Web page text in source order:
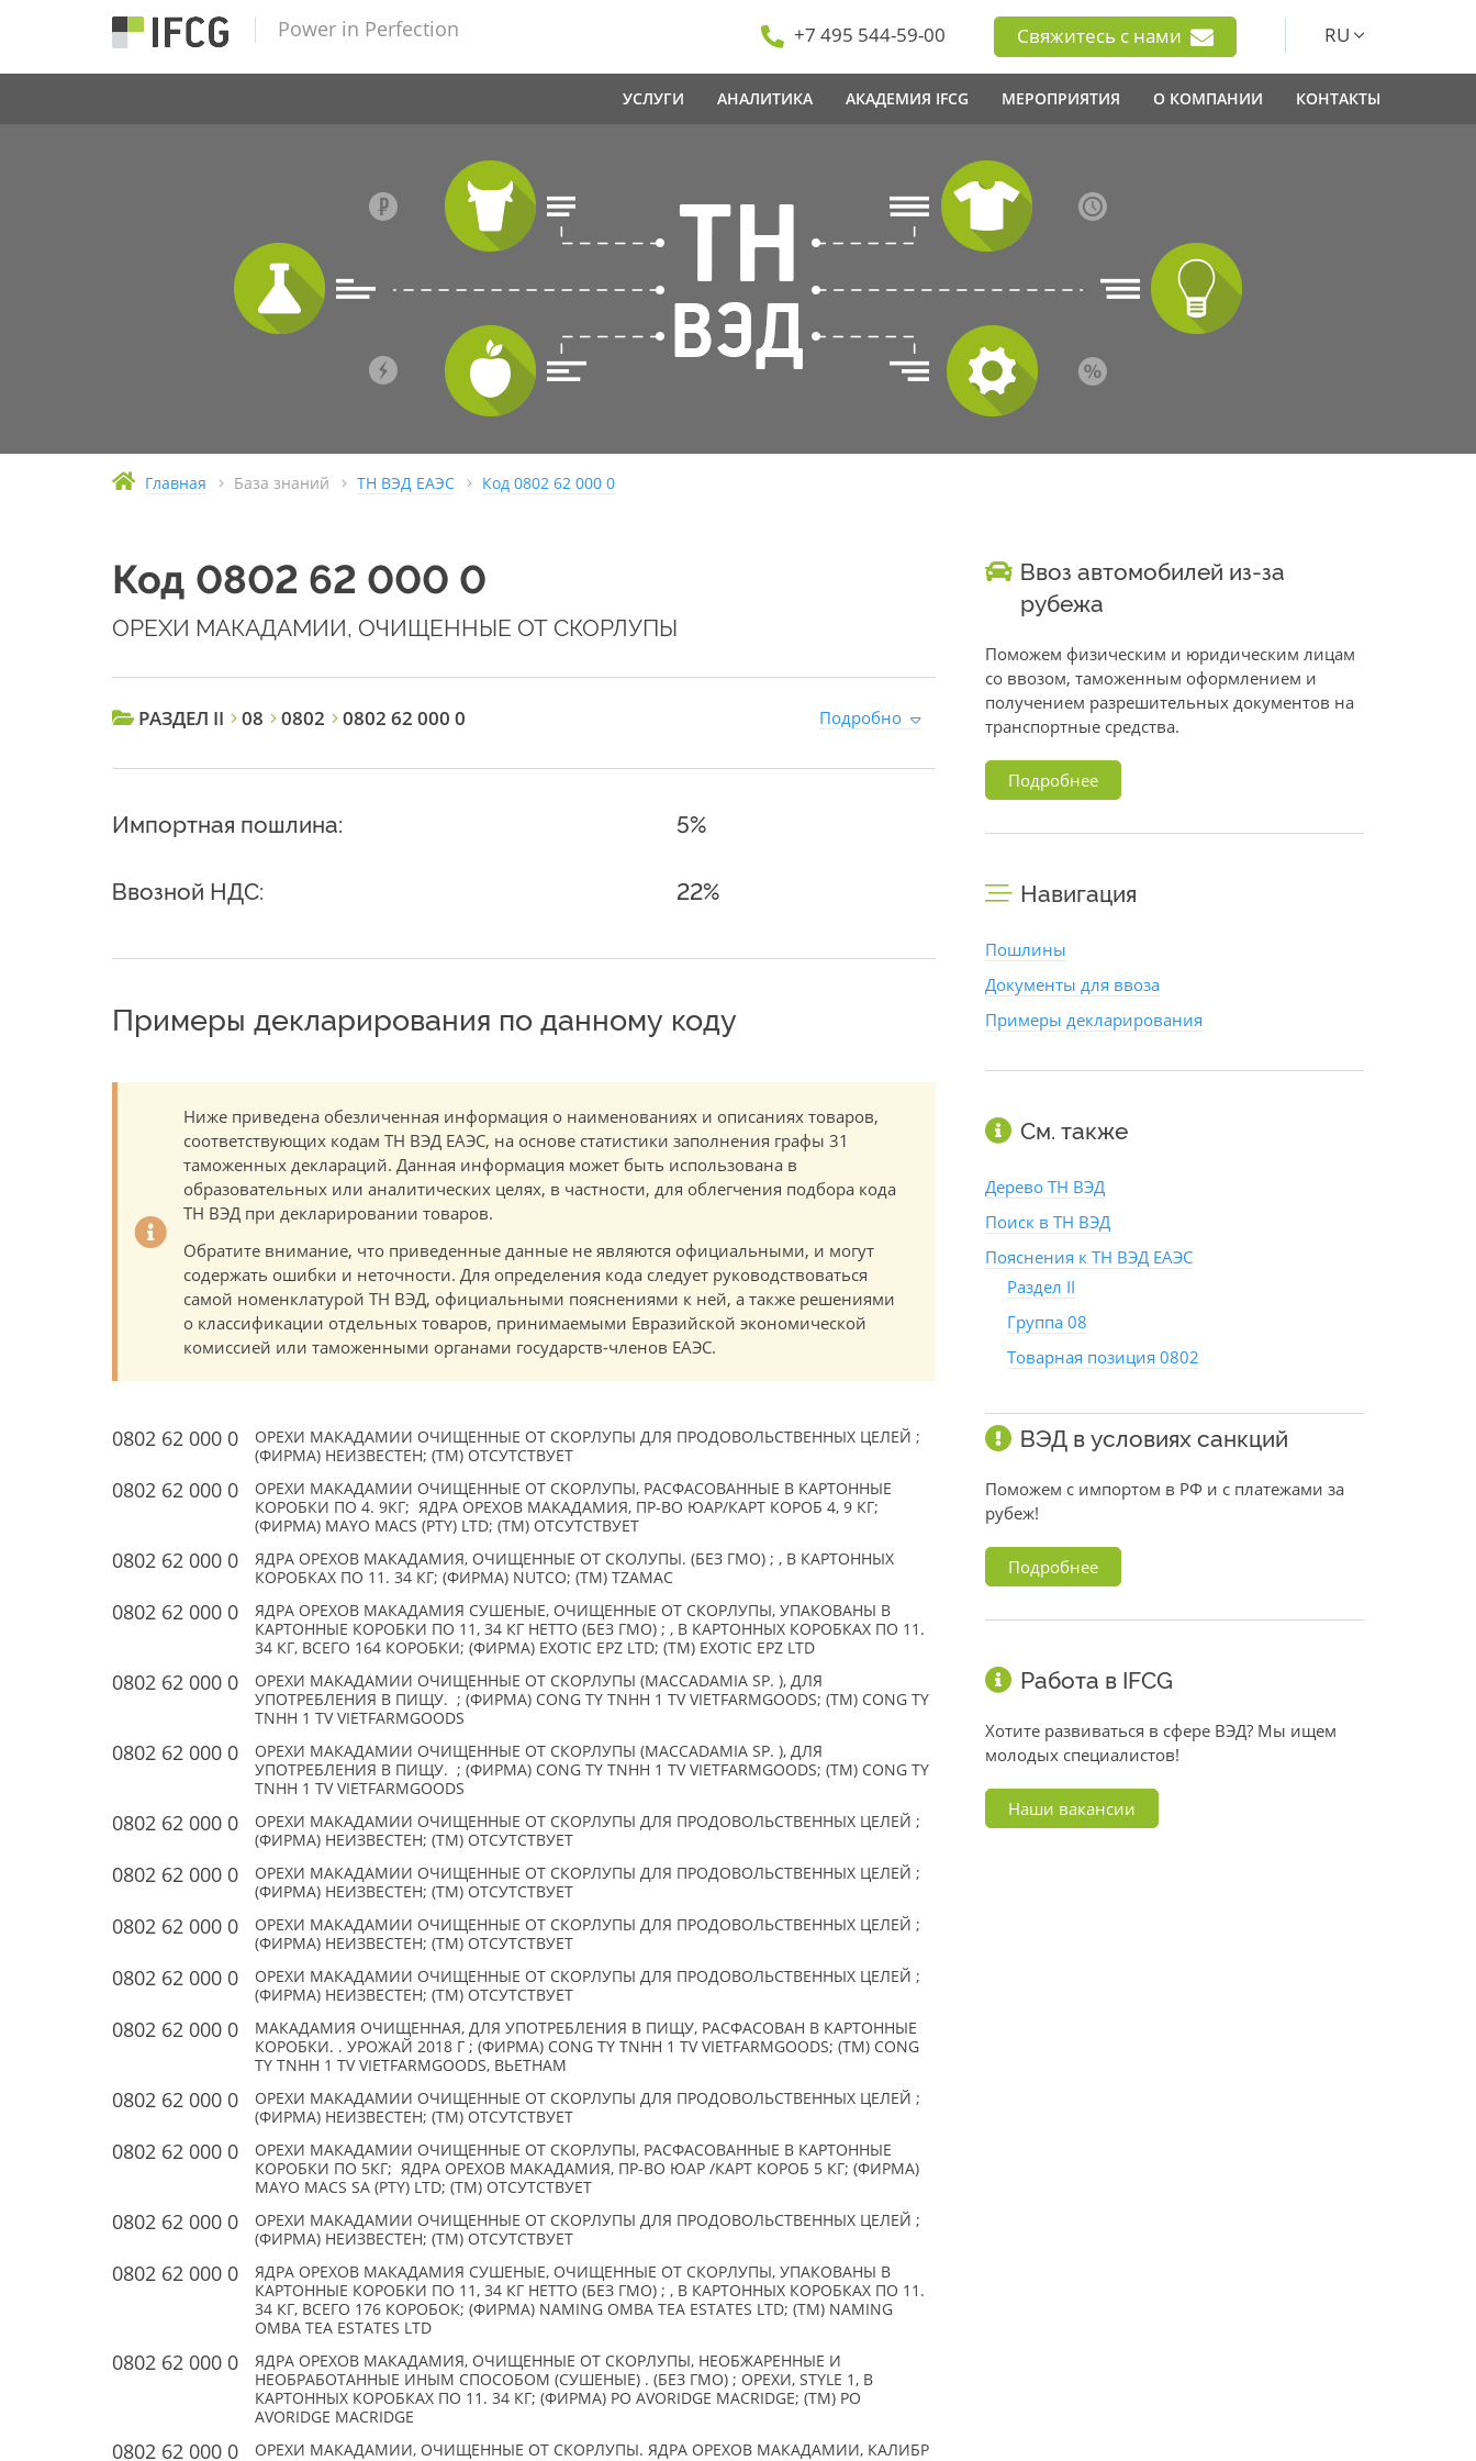
Power in Perfection +7 495 544-59-00 Свяжитесь с нами RU
УСЛУГИ АНАЛИТИКА АКАДЕМИЯ IFCG МЕРОПРИЯТИЯ О КОМПАНИИ КОНТАКТЫ
Главная База знаний ТН ВЭД ЕАЭС Код 0802 62 000 0
Код 0802 62 000 0
ОРЕХИ МАКАДАМИИ, ОЧИЩЕННЫЕ ОТ СКОРЛУПЫ
РАЗДЕЛ II 08 0802 0802 62 000 0 Подробно
Импортная пошлина: 5%
Ввозной НДС: 22%
Примеры декларирования по данному коду
Ниже приведена обезличенная информация о наименованиях и описаниях товаров,
соответствующих кодам ТН ВЭД ЕАЭС, на основе статистики заполнения графы 31
таможенных деклараций. Данная информация может быть использована в
образовательных или аналитических целях, в частности, для облегчения подбора кода
ТН ВЭД при декларировании товаров.
Обратите внимание, что приведенные данные не являются официальными, и могут
содержать ошибки и неточности. Для определения кода следует руководствоваться
самой номенклатурой ТН ВЭД, официальными пояснениями к ней, а также решениями
о классификации отдельных товаров, принимаемыми Евразийской экономической
комиссией или таможенными органами государств-членов ЕАЭС.
0802 62 000 0
ОРЕХИ МАКАДАМИИ ОЧИЩЕННЫЕ ОТ СКОРЛУПЫ ДЛЯ ПРОДОВОЛЬСТВЕННЫХ ЦЕЛЕЙ ;
(ФИРМА) НЕИЗВЕСТЕН; (TM) ОТСУТСТВУЕТ
0802 62 000 0
ОРЕХИ МАКАДАМИИ ОЧИЩЕННЫЕ ОТ СКОРЛУПЫ, РАСФАСОВАННЫЕ В КАРТОННЫЕ
КОРОБКИ ПО 4. 9КГ; ЯДРА ОРЕХОВ МАКАДАМИЯ, ПР-ВО ЮАР/КАРТ КОРОБ 4, 9 КГ;
(ФИРМА) MAYO MACS (PTY) LTD; (TM) ОТСУТСТВУЕТ
0802 62 000 0
ЯДРА ОРЕХОВ МАКАДАМИЯ, ОЧИЩЕННЫЕ ОТ СКОЛУПЫ. (БЕЗ ГМО) ; , В КАРТОННЫХ
КОРОБКАХ ПО 11. 34 КГ; (ФИРМА) NUTCO; (TM) TZAMAC
0802 62 000 0
ЯДРА ОРЕХОВ МАКАДАМИЯ СУШЕНЫЕ, ОЧИЩЕННЫЕ ОТ СКОРЛУПЫ, УПАКОВАНЫ В
КАРТОННЫЕ КОРОБКИ ПО 11, 34 КГ НЕТТО (БЕЗ ГМО) ; , В КАРТОННЫХ КОРОБКАХ ПО 11.
34 КГ, ВСЕГО 164 КОРОБКИ; (ФИРМА) EXOTIC EPZ LTD; (TM) EXOTIC EPZ LTD
0802 62 000 0
ОРЕХИ МАКАДАМИИ ОЧИЩЕННЫЕ ОТ СКОРЛУПЫ (MACCADAMIA SP. ), ДЛЯ
УПОТРЕБЛЕНИЯ В ПИЩУ. ; (ФИРМА) CONG TY TNHH 1 TV VIETFARMGOODS; (TM) CONG TY
TNHH 1 TV VIETFARMGOODS
0802 62 000 0
ОРЕХИ МАКАДАМИИ ОЧИЩЕННЫЕ ОТ СКОРЛУПЫ (MACCADAMIA SP. ), ДЛЯ
УПОТРЕБЛЕНИЯ В ПИЩУ. ; (ФИРМА) CONG TY TNHH 1 TV VIETFARMGOODS; (TM) CONG TY
TNHH 1 TV VIETFARMGOODS
0802 62 000 0
ОРЕХИ МАКАДАМИИ ОЧИЩЕННЫЕ ОТ СКОРЛУПЫ ДЛЯ ПРОДОВОЛЬСТВЕННЫХ ЦЕЛЕЙ ;
(ФИРМА) НЕИЗВЕСТЕН; (TM) ОТСУТСТВУЕТ
0802 62 000 0
ОРЕХИ МАКАДАМИИ ОЧИЩЕННЫЕ ОТ СКОРЛУПЫ ДЛЯ ПРОДОВОЛЬСТВЕННЫХ ЦЕЛЕЙ ;
(ФИРМА) НЕИЗВЕСТЕН; (TM) ОТСУТСТВУЕТ
0802 62 000 0
ОРЕХИ МАКАДАМИИ ОЧИЩЕННЫЕ ОТ СКОРЛУПЫ ДЛЯ ПРОДОВОЛЬСТВЕННЫХ ЦЕЛЕЙ ;
(ФИРМА) НЕИЗВЕСТЕН; (TM) ОТСУТСТВУЕТ
0802 62 000 0
ОРЕХИ МАКАДАМИИ ОЧИЩЕННЫЕ ОТ СКОРЛУПЫ ДЛЯ ПРОДОВОЛЬСТВЕННЫХ ЦЕЛЕЙ ;
(ФИРМА) НЕИЗВЕСТЕН; (TM) ОТСУТСТВУЕТ
0802 62 000 0
МАКАДАМИЯ ОЧИЩЕННАЯ, ДЛЯ УПОТРЕБЛЕНИЯ В ПИЩУ, РАСФАСОВАН В КАРТОННЫЕ
КОРОБКИ. . УРОЖАЙ 2018 Г ; (ФИРМА) CONG TY TNHH 1 TV VIETFARMGOODS; (TM) СONG
TY TNHH 1 TV VIETFARMGOODS, ВЬЕТНАМ
0802 62 000 0
ОРЕХИ МАКАДАМИИ ОЧИЩЕННЫЕ ОТ СКОРЛУПЫ ДЛЯ ПРОДОВОЛЬСТВЕННЫХ ЦЕЛЕЙ ;
(ФИРМА) НЕИЗВЕСТЕН; (TM) ОТСУТСТВУЕТ
0802 62 000 0
ОРЕХИ МАКАДАМИИ ОЧИЩЕННЫЕ ОТ СКОРЛУПЫ, РАСФАСОВАННЫЕ В КАРТОННЫЕ
КОРОБКИ ПО 5КГ; ЯДРА ОРЕХОВ МАКАДАМИЯ, ПР-ВО ЮАР /КАРТ КОРОБ 5 КГ; (ФИРМА)
MAYO MACS SA (PTY) LTD; (TM) ОТСУТСТВУЕТ
0802 62 000 0
ОРЕХИ МАКАДАМИИ ОЧИЩЕННЫЕ ОТ СКОРЛУПЫ ДЛЯ ПРОДОВОЛЬСТВЕННЫХ ЦЕЛЕЙ ;
(ФИРМА) НЕИЗВЕСТЕН; (TM) ОТСУТСТВУЕТ
0802 62 000 0
ЯДРА ОРЕХОВ МАКАДАМИЯ СУШЕНЫЕ, ОЧИЩЕННЫЕ ОТ СКОРЛУПЫ, УПАКОВАНЫ В
КАРТОННЫЕ КОРОБКИ ПО 11, 34 КГ НЕТТО (БЕЗ ГМО) ; , В КАРТОННЫХ КОРОБКАХ ПО 11.
34 КГ, ВСЕГО 176 КОРОБОК; (ФИРМА) NAMING OMBA TEA ESTATES LTD; (TM) NAMING
OMBA TEA ESTATES LTD
0802 62 000 0
ЯДРА ОРЕХОВ МАКАДАМИЯ, ОЧИЩЕННЫЕ ОТ СКОРЛУПЫ, НЕОБЖАРЕННЫЕ И
НЕОБРАБОТАННЫЕ ИНЫМ СПОСОБОМ (СУШЕНЫЕ) . (БЕЗ ГМО) ; ОРЕХИ, STYLE 1, В
КАРТОННЫХ КОРОБКАХ ПО 11. 34 КГ; (ФИРМА) PO AVORIDGE MACRIDGE; (TM) PO
AVORIDGE MACRIDGE
0802 62 000 0
ОРЕХИ МАКАДАМИИ, ОЧИЩЕННЫЕ ОТ СКОРЛУПЫ. ЯДРА ОРЕХОВ МАКАДАМИИ, КАЛИБР
Ввоз автомобилей из-за
рубежа
Поможем физическим и юридическим лицам
со ввозом, таможенным оформлением и
получением разрешительных документов на
транспортные средства.
Подробнее
Навигация
Пошлины
Документы для ввоза
Примеры декларирования
См. также
Дерево ТН ВЭД
Поиск в ТН ВЭД
Пояснения к ТН ВЭД ЕАЭС
Раздел II
Группа 08
Товарная позиция 0802
ВЭД в условиях санкций
Поможем с импортом в РФ и с платежами за
рубеж!
Подробнее
Работа в IFCG
Хотите развиваться в сфере ВЭД? Мы ищем
молодых специалистов!
Наши вакансии